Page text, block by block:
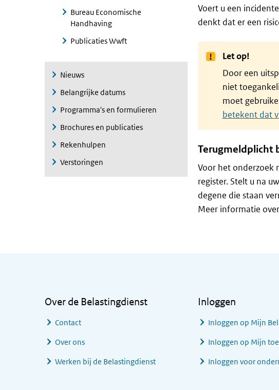
Bureau Economische
Handhaving
Publicaties Wwft
Nieuws
Belangrijke datums
Programma's en formulieren
Brochures en publicaties
Rekenhulpen
Verstoringen
Voert u een
denkt dat er een
Let op!
Door een
niet
moet
betekent dat
Terugmeldplicht
Voor het onderzoek
register. Stelt u na
degene die staan
Meer informatie
Over de Belastingdienst
Contact
Over ons
Werken bij de Belastingdienst
Inloggen
Inloggen op Mijn
Inloggen op Mijn
Inloggen voor